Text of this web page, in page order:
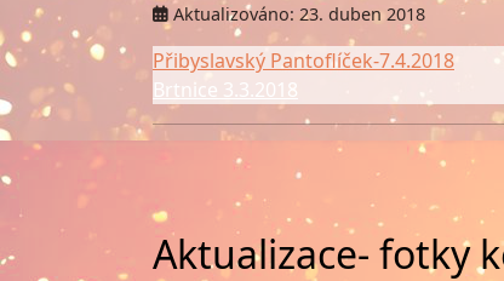
Aktualizováno: 23. duben 2018
Přibyslavský Pantoflíček-7.4.2018
Brtnice 3.3.2018
Aktualizace- fotky